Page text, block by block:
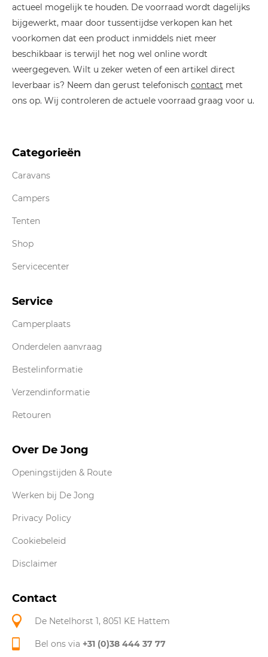
actueel mogelijk te houden. De voorraad wordt dagelijks
bijgewerkt, maar door tussentijdse verkopen kan het
voorkomen dat een product inmiddels niet meer
beschikbaar is terwijl het nog wel online wordt
weergegeven. Wilt u zeker weten of een artikel direct
leverbaar is? Neem dan gerust telefonisch contact met
ons op. Wij controleren de actuele voorraad graag voor u.
Categorieën
Caravans
Campers
Tenten
Shop
Servicecenter
Service
Camperplaats
Onderdelen aanvraag
Bestelinformatie
Verzendinformatie
Retouren
Over De Jong
Openingstijden & Route
Werken bij De Jong
Privacy Policy
Cookiebeleid
Disclaimer
Contact
De Netelhorst 1, 8051 KE Hattem
Bel ons via +31 (0)38 444 37 77